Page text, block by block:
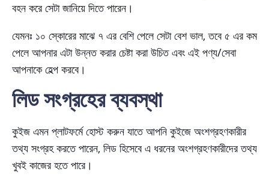
বহন করে সেটা জানিয়ে দিতে পারেন।
যেমনঃ ১০ স্কোরের মাঝে ৭ এর বেশি পেলে সেটা বেশ ভাল, তবে ৫ এর কম
পেলে আপনার এটা উন্নত করার চেষ্টা করা উচিত এবং এই পণ্য/সেবা
আপনাকে হেল্প করবে।
লিড সংগ্রহের ব্যবস্থা
কুইজ এমন প্লাটফর্মে হোস্ট করুন যাতে আপনি কুইজে অংশগ্রহণকারীর
তথ্য সংগ্রহ করতে পারেন, লিড হিসেবে এ ধরনের অংশগ্রহণকারীদের তথ্য
খুবই কাজের হতে পারে।